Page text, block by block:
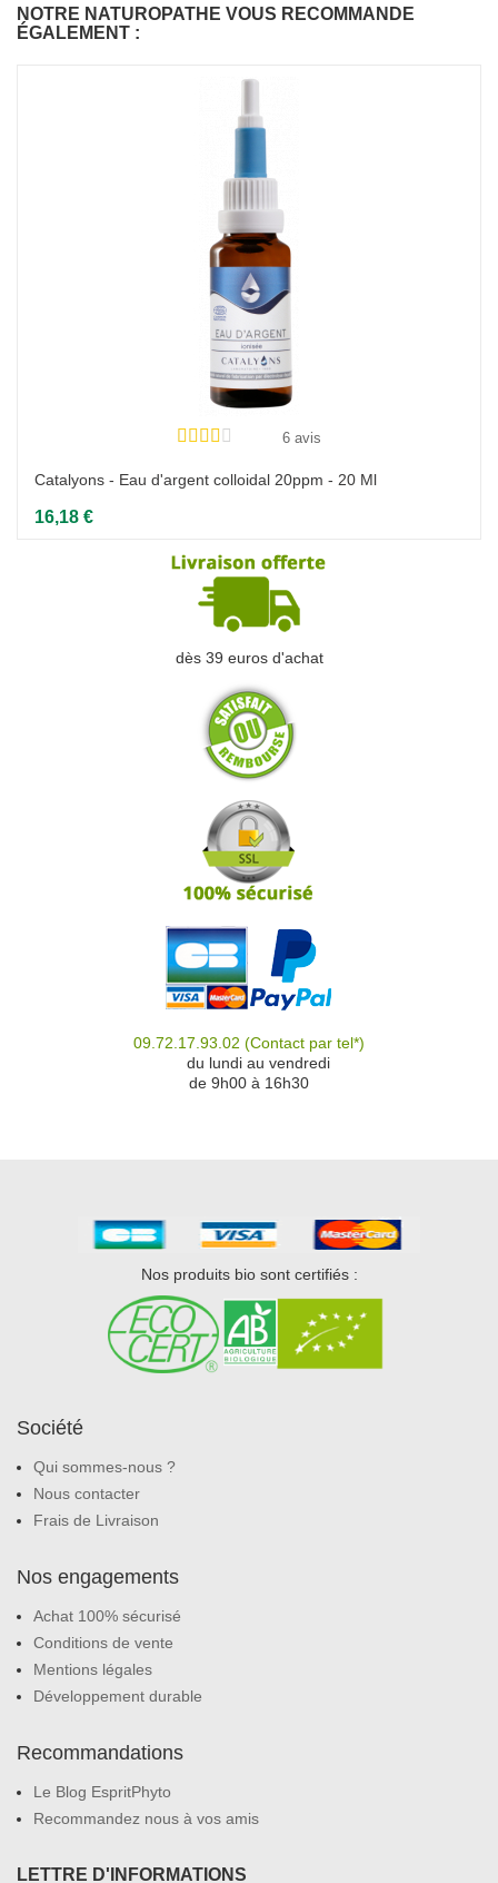
NOTRE NATUROPATHE VOUS RECOMMANDE
ÉGALEMENT :
6 avis
Catalyons - Eau d'argent colloidal 20ppm - 20 Ml
16,18 €
dès 39 euros d'achat
09.72.17.93.02 (Contact par tel*)
du lundi au vendredi
de 9h00 à 16h30
Nos produits bio sont certifiés :
Société
Qui sommes-nous ?
Nous contacter
Frais de Livraison
Nos engagements
Achat 100% sécurisé
Conditions de vente
Mentions légales
Développement durable
Recommandations
Le Blog EspritPhyto
Recommandez nous à vos amis
LETTRE D'INFORMATIONS